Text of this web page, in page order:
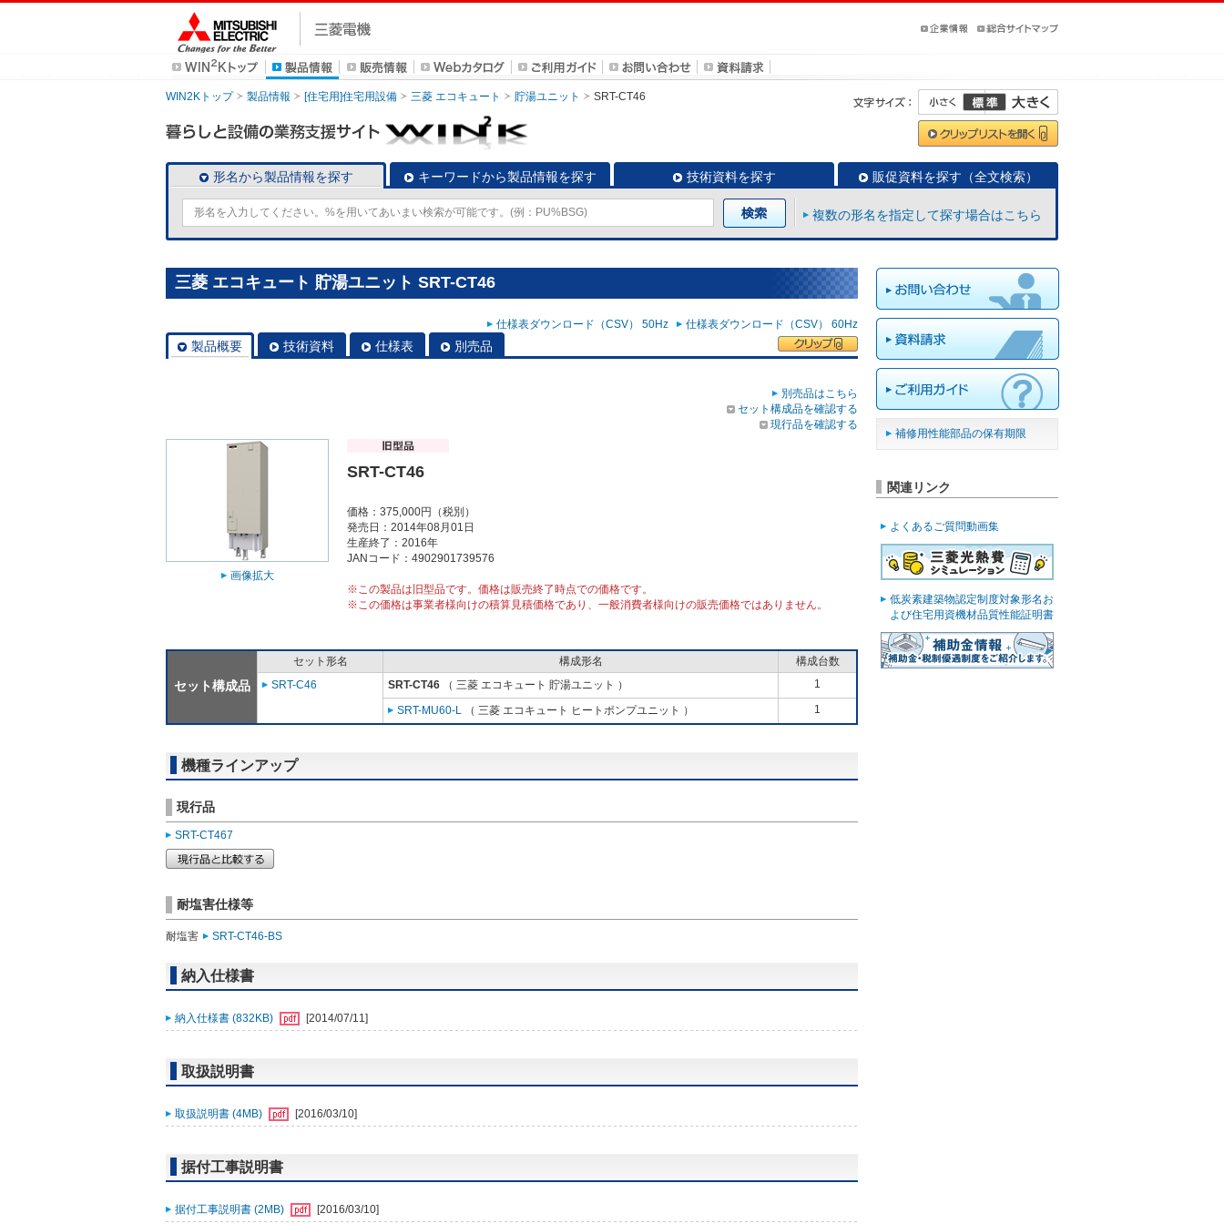
WIN2Kトップ 製品情報 [住宅用]住宅用設備 三菱 エコキュート 貯湯ユニット SRT-CT46
形名から製品情報を探す キーワードから製品情報を探す 技術資料を探す 販促資料を探す（全文検索）
複数の形名を指定して探す場合はこちら
三菱 エコキュート 貯湯ユニット SRT-CT46
仕様表ダウンロード（CSV） 50Hz 仕様表ダウンロード（CSV） 60Hz
製品概要 技術資料 仕様表 別売品
別売品はこちら
セット構成品を確認する
現行品を確認する
画像拡大
SRT-CT46
価格：375,000円（税別）
発売日：2014年08月01日
生産終了：2016年
JANコード：4902901739576
※この製品は旧型品です。価格は販売終了時点での価格です。
※この価格は事業者様向けの積算見積価格であり、一般消費者様向けの販売価格ではありません。
セット構成品
セット形名 構成形名
構成台数
SRT-C46
SRT-CT46 （ 三菱 エコキュート 貯湯ユニット ） 1
SRT-MU60-L （ 三菱 エコキュート ヒートポンプユニット ） 1
機種ラインアップ
現行品
SRT-CT467
耐塩害仕様等
耐塩害 SRT-CT46-BS
納入仕様書
納入仕様書 (832KB) [2014/07/11]
取扱説明書
取扱説明書 (4MB) [2016/03/10]
据付工事説明書
据付工事説明書 (2MB) [2016/03/10]
補修用性能部品の保有期限
関連リンク
よくあるご質問動画集
低炭素建築物認定制度対象形名お
よび住宅用資機材品質性能証明書